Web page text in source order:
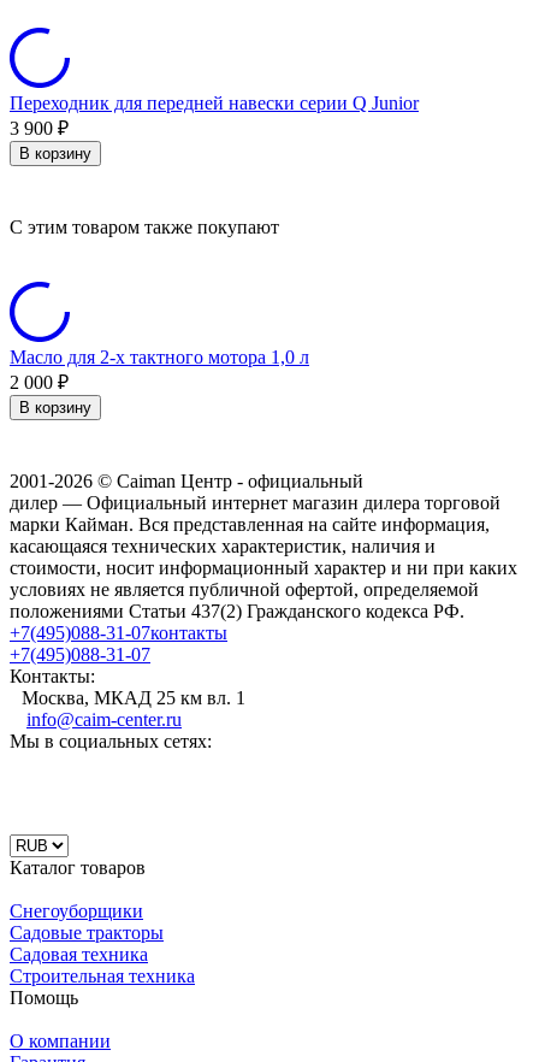
Переходник для передней навески серии Q Junior
3 900 ₽
В корзину
C этим товаром также покупают
Масло для 2-х тактного мотора 1,0 л
2 000 ₽
В корзину
2001-2026 © Caiman Центр - официальный
дилер — Официальный интернет магазин дилера торговой
марки Кайман. Вся представленная на сайте информация,
касающаяся технических характеристик, наличия и
стоимости, носит информационный характер и ни при каких
условиях не является публичной офертой, определяемой
положениями Статьи 437(2) Гражданского кодекса РФ.
+7(495)088-31-07контакты
+7(495)088-31-07
Контакты:
Москва, МКАД 25 км вл. 1
info@caim-center.ru
Мы в социальных сетях:
Каталог товаров
Снегоуборщики
Садовые тракторы
Садовая техника
Строительная техника
Помощь
О компании